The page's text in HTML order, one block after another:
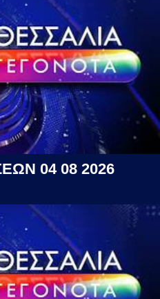
04 08 2026